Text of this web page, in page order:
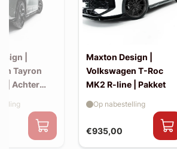
|
Tayron
| Achter
Maxton Design |
Volkswagen T-Roc
MK2 R-line | Pakket
€935,00
Op nabestelling